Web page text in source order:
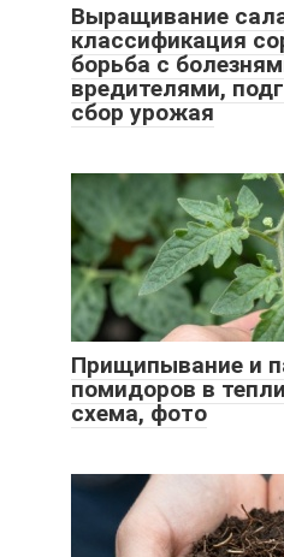
Выращивание
классификация
борьба с
вредителями,
сбор урожая
Прищипывание и
помидоров в
схема, фото